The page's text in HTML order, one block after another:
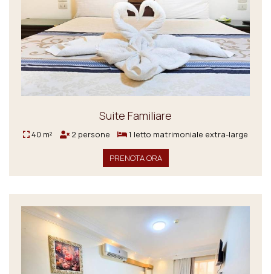
Suite Familiare
40 m² 2 persone 1 letto matrimoniale extra-large
PRENOTA ORA